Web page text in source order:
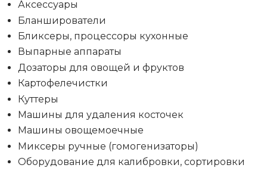
Аксессуары
Бланширователи
Бликсеры, процессоры кухонные
Выпарные аппараты
Дозаторы для овощей и фруктов
Картофелечистки
Куттеры
Машины для удаления косточек
Машины овощемоечные
Миксеры ручные (гомогенизаторы)
Оборудование для калибровки, сортировки